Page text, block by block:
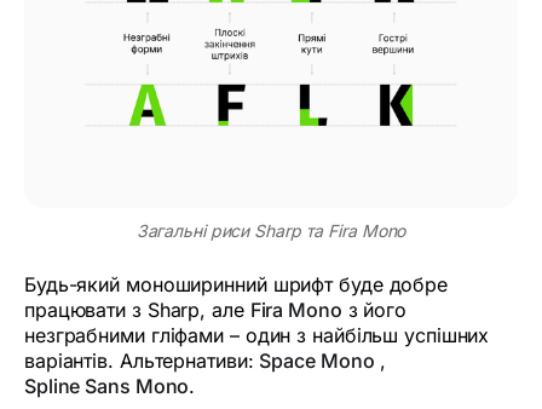
Загальні риси Sharp та Fira Mono
Будь-який моноширинний шрифт буде добре
працювати з Sharp, але Fira Mono з його
незграбними гліфами – один з найбільш успішних
варіантів. Альтернативи: Space Mono ,
Spline Sans Mono.